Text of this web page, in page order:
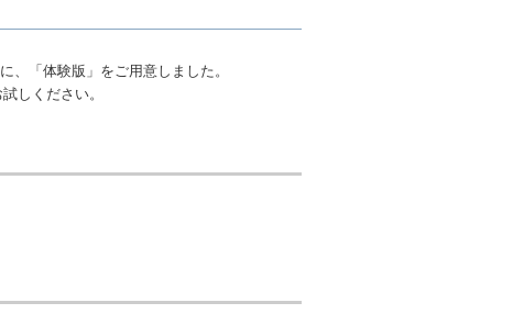
、「体験版」をご用意しました。
しください。